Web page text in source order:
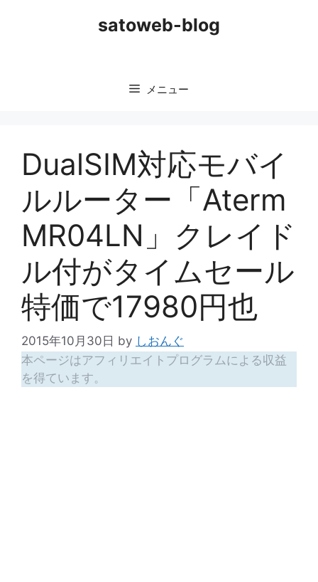
satoweb-blog
メニュー
DualSIM対応モバイ
ルルーター「Aterm
MR04LN」クレイド
ル付がタイムセール
特価で17980円也
2015年10月30日 by しおんぐ
本ページはアフィリエイトプログラムによる収益
を得ています。